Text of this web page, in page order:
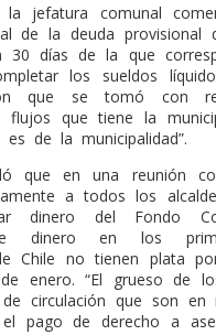
la jefatura comunal
de la deuda provisional
30 días de la que
los sueldos
que se tomó con
que tiene la
de la municipalidad”.
que en una reunión
a todos los
dinero del Fondo
de dinero en los
Chile no tienen plata
enero. “El grueso de
circulación que son
el pago de derecho a